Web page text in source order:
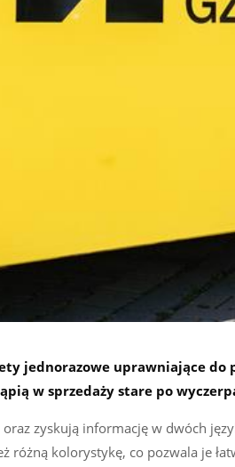
jednorazowe uprawniające do
w sprzedaży stare po
zyskują informację w dwóch
różną kolorystykę, co pozwala je